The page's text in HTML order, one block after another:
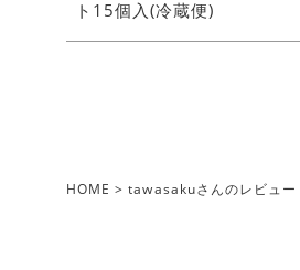
ト15個入(冷蔵便)
HOME tawasakuさんのレビュー